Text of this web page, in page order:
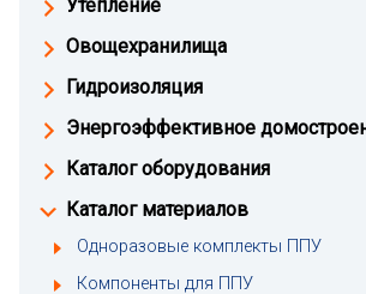
Утепление
Овощехранилища
Гидроизоляция
Энергоэффективное
Каталог оборудования
Каталог материалов
Одноразовые комплекты ППУ
Компоненты для ППУ